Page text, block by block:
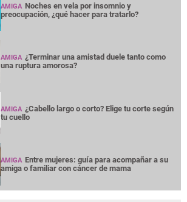
AMIGA Noches en vela por insomnio y
preocupación, ¿qué hacer para tratarlo?
AMIGA ¿Terminar una amistad duele tanto como
una ruptura amorosa?
AMIGA ¿Cabello largo o corto? Elige tu corte según
tu cuello
AMIGA Entre mujeres: guía para acompañar a su
amiga o familiar con cáncer de mama